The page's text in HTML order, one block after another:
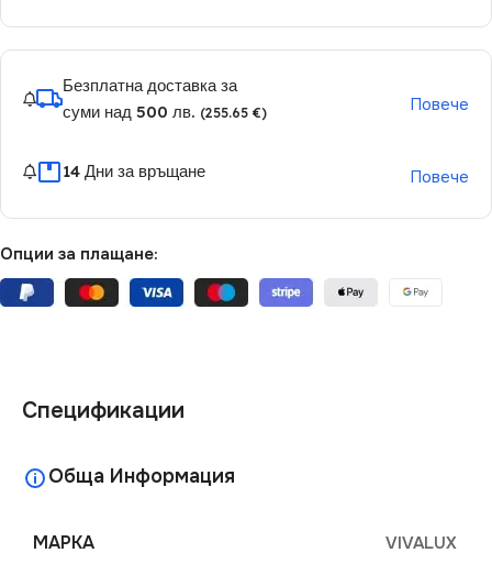
Безплатна доставка за
суми над 500 лв. (255.65 €) Повече
14 Дни за връщане Повече
Опции за плащане:
Спецификации
Обща Информация
МАРКА VIVALUX